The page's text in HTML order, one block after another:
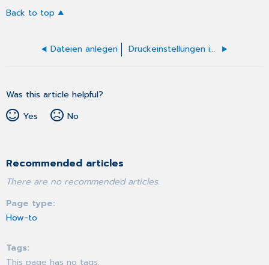
Back to top
Dateien anlegen Druckeinstellungen in der Programmkonfiguration
Was this article helpful?
Yes
No
Recommended articles
There are no recommended articles.
Page type
How-to
Tags
This page has no tags.